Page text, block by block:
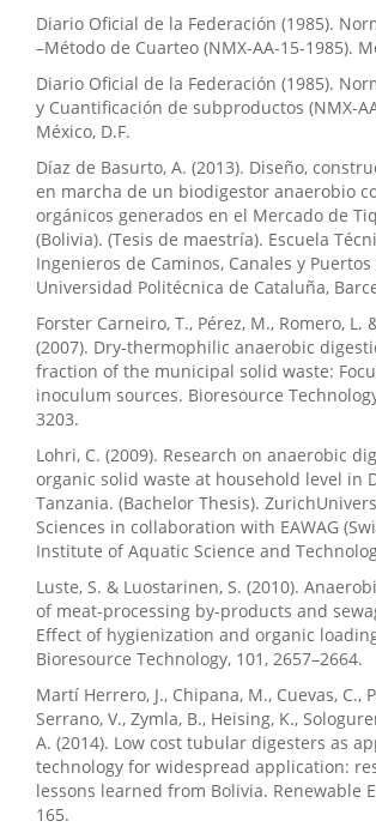
Diario Oficial de la Federación (1985).
–Método de Cuarteo (NMX-AA-15-1985).
Diario Oficial de la Federación (1985).
y Cuantificación de subproductos (NMX-
México, D.F.
Díaz de Basurto, A. (2013). Diseño,
en marcha de un biodigestor anaerobio
orgánicos generados en el Mercado de
(Bolivia). (Tesis de maestría). Escuela
Ingenieros de Caminos, Canales y
Universidad Politécnica de Cataluña,
Forster Carneiro, T., Pérez, M., Romero, L.
(2007). Dry-thermophilic anaerobic
fraction of the municipal solid waste:
inoculum sources. Bioresource
3203.
Lohri, C. (2009). Research on anaerobic
organic solid waste at household level in
Tanzania. (Bachelor Thesis).
Sciences in collaboration with EAWAG
Institute of Aquatic Science and
Luste, S. & Luostarinen, S. (2010).
of meat-processing by-products and
Effect of hygienization and organic
Bioresource Technology, 101, 2657–2664.
Martí Herrero, J., Chipana, M., Cuevas, C.,
Serrano, V., Zymla, B., Heising, K.,
A. (2014). Low cost tubular digesters as
technology for widespread application:
lessons learned from Bolivia. Renewable
165.